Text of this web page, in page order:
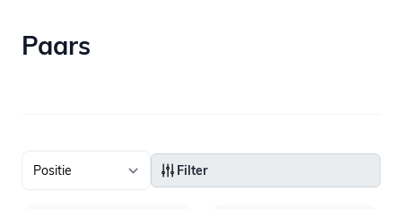
Paars
Filter